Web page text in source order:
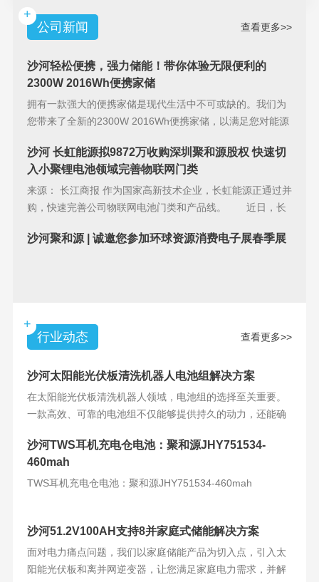
+
公司新闻
查看更多>>
沙河轻松便携，强力储能！带你体验无限便利的
2300W 2016Wh便携家储
拥有一款强大的便携家储是现代生活中不可或缺的。我们为
您带来了全新的2300W 2016Wh便携家储，以满足您对能源
沙河 长虹能源拟9872万收购深圳聚和源股权 快速切
入小聚锂电池领域完善物联网门类
来源： 长江商报 作为国家高新技术企业，长虹能源正通过并
购，快速完善公司物联网电池门类和产品线。 近日，长
沙河聚和源 | 诚邀您参加环球资源消费电子展春季展
+
行业动态
查看更多>>
沙河太阳能光伏板清洗机器人电池组解决方案
在太阳能光伏板清洗机器人领域，电池组的选择至关重要。
一款高效、可靠的电池组不仅能够提供持久的动力，还能确
沙河TWS耳机充电仓电池：聚和源JHY751534-
460mah
TWS耳机充电仓电池：聚和源JHY751534-460mah
沙河51.2V100AH支持8并家庭式储能解决方案
面对电力痛点问题，我们以家庭储能产品为切入点，引入太
阳能光伏板和离并网逆变器，让您满足家庭电力需求，并解